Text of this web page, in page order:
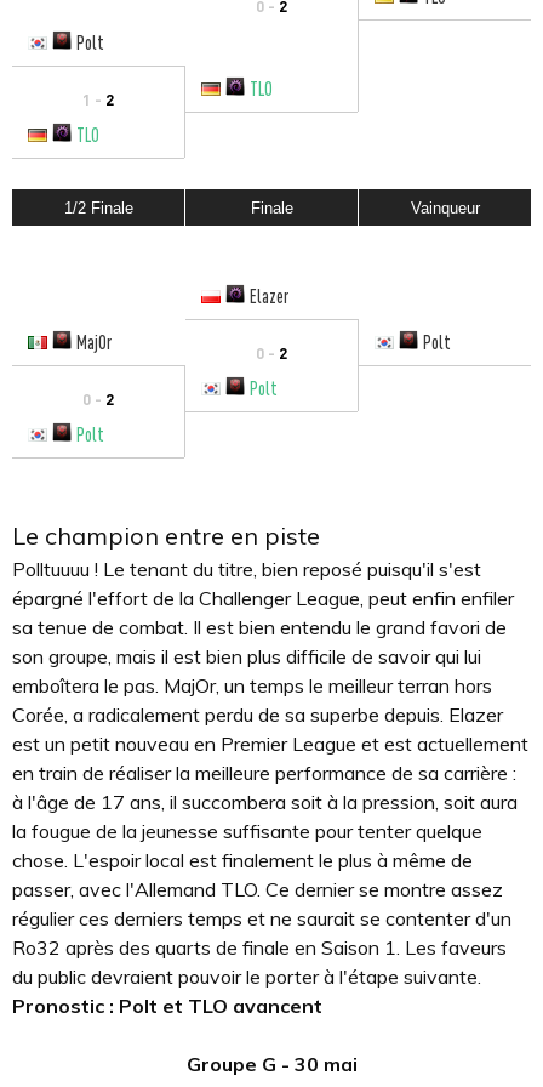
0 - 2
Polt
1 - 2
TLO
TLO
1/2 Finale Finale Vainqueur
Elazer
MajOr
0 - 2 Polt
0 - 2
Polt
Polt
Le champion entre en piste
Polltuuuu ! Le tenant du titre, bien reposé puisqu'il s'est
épargné l'effort de la Challenger League, peut enfin enfiler
sa tenue de combat. Il est bien entendu le grand favori de
son groupe, mais il est bien plus difficile de savoir qui lui
emboîtera le pas. MajOr, un temps le meilleur terran hors
Corée, a radicalement perdu de sa superbe depuis. Elazer
est un petit nouveau en Premier League et est actuellement
en train de réaliser la meilleure performance de sa carrière :
à l'âge de 17 ans, il succombera soit à la pression, soit aura
la fougue de la jeunesse suffisante pour tenter quelque
chose. L'espoir local est finalement le plus à même de
passer, avec l'Allemand TLO. Ce dernier se montre assez
régulier ces derniers temps et ne saurait se contenter d'un
Ro32 après des quarts de finale en Saison 1. Les faveurs
du public devraient pouvoir le porter à l'étape suivante.
Pronostic : Polt et TLO avancent
Groupe G - 30 mai